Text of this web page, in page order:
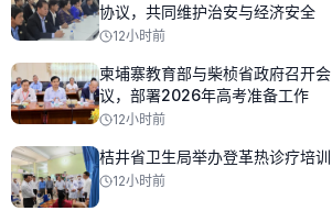
协议，共同维护治安与经济安全
12小时前
柬埔寨教育部与柴桢省政府召开会
议，部署2026年高考准备工作
12小时前
桔井省卫生局举办登革热诊疗培训
12小时前